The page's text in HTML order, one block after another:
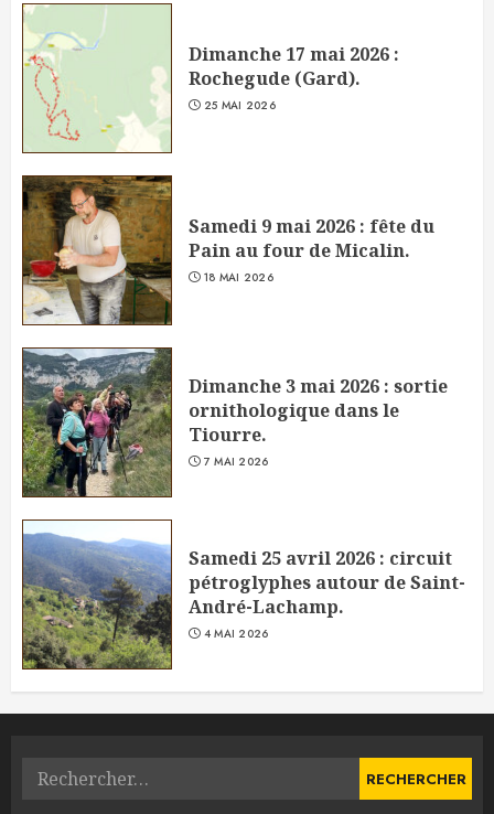
Dimanche 17 mai 2026 :
Rochegude (Gard).
25 MAI 2026
Samedi 9 mai 2026 : fête du
Pain au four de Micalin.
18 MAI 2026
Dimanche 3 mai 2026 : sortie
ornithologique dans le
Tiourre.
7 MAI 2026
Samedi 25 avril 2026 : circuit
pétroglyphes autour de Saint-
André-Lachamp.
4 MAI 2026
Rechercher :